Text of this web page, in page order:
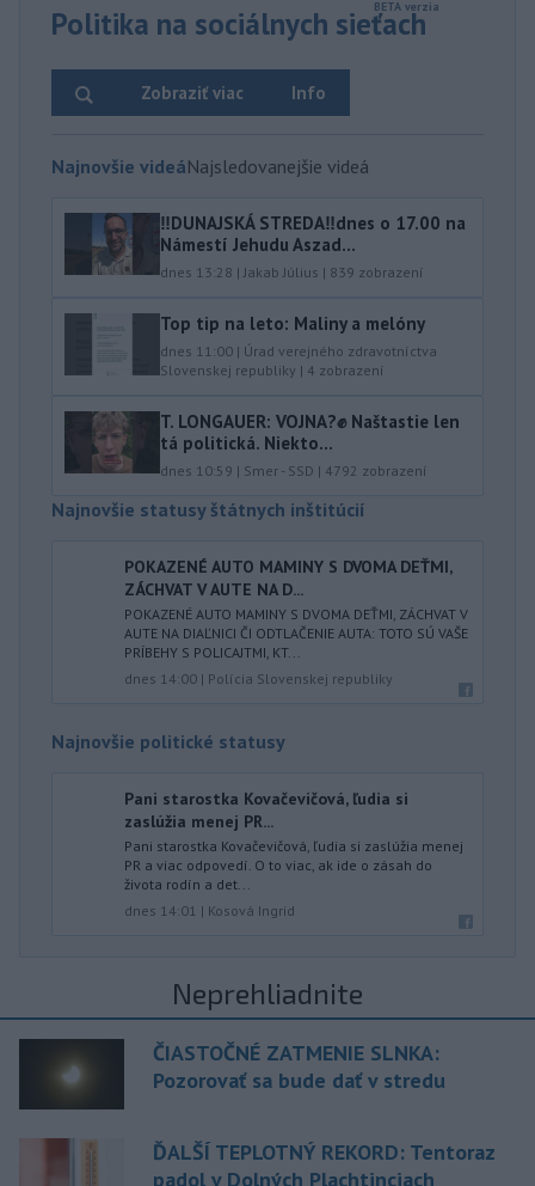
Politika na sociálnych sieťach
Info
Zobraziť viac
Najnovšie videáNajsledovanejšie videá
‼️DUNAJSKÁ STREDA‼️dnes o 17.00 na
Námestí Jehudu Aszad...
dnes 13:28 |Jakab Július | 839 zobrazení
Top tip na leto: Maliny a melóny
dnes 11:00 | Úrad verejného zdravotníctva
Slovenskej republiky | 4 zobrazení
T. LONGAUER: VOJNA?✊ Naštastie len
tá politická. Niekto...
dnes 10:59 | Smer - SSD | 4792 zobrazení
Najnovšie statusy štátnych inštitúcií
POKAZENÉ AUTO MAMINY S DVOMA DEŤMI,
ZÁCHVAT V AUTE NA D...
POKAZENÉ AUTO MAMINY S DVOMA DEŤMI, ZÁCHVAT V
AUTE NA DIAĽNICI ČI ODTLAČENIE AUTA: TOTO SÚ VAŠE
PRÍBEHY S POLICAJTMI, KT...
dnes 14:00 | Polícia Slovenskej republiky
Najnovšie politické statusy
Pani starostka Kovačevičová, ľudia si
zaslúžia menej PR...
Pani starostka Kovačevičová, ľudia si zaslúžia menej
PR a viac odpovedí. O to viac, ak ide o zásah do
života rodín a det...
dnes 14:01 | Kosová Ingrid
Neprehliadnite
ČIASTOČNÉ ZATMENIE SLNKA:
Pozorovať sa bude dať v stredu
ĎALŠÍ TEPLOTNÝ REKORD: Tentoraz
padol v Dolných Plachtinciach